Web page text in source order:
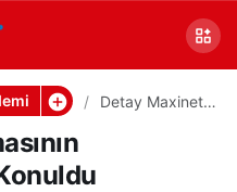
Detay Maxinet